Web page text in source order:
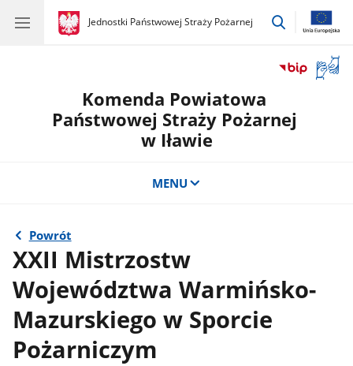
gov.pl
Jednostki Państwowej Straży Pożarnej
gov.pl
Jednostki
przejdź
okno
Komenda Powiatowa
Państwowej Straży Pożarnej
w Iławie
MENU
Powrót
XXII Mistrzostw
Województwa Warmińsko-
Mazurskiego w Sporcie
Pożarniczym